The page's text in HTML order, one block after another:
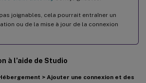
joignables, cela pourrait entraîner un
ou de la mise à jour de la connexion
à l’aide de Studio
> Ajouter une connexion et des